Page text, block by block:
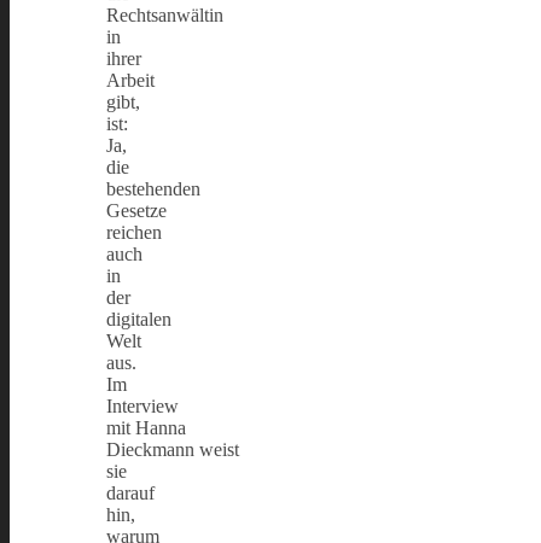
Rechtsanwältin
in
ihrer
Arbeit
gibt,
ist:
Ja,
die
bestehenden
Gesetze
reichen
auch
in
der
digitalen
Welt
aus.
Im
Interview
mit Hanna
Dieckmann weist
sie
darauf
hin,
warum